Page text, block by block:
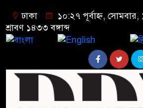
ঢাকা
১০:২৭ পূর্বাহ্ন,
শ্রাবণ ১৪৩৩ বঙ্গাব্দ